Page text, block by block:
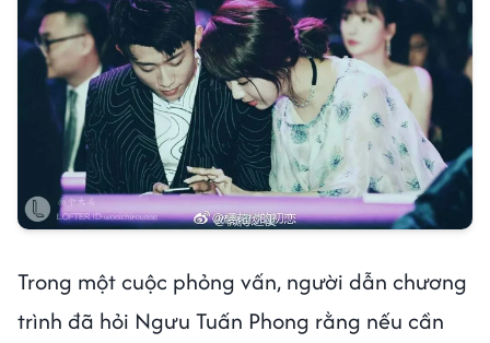
Trong một cuộc phỏng vấn, người dẫn chương
trình đã hỏi Ngưu Tuấn Phong rằng nếu cần